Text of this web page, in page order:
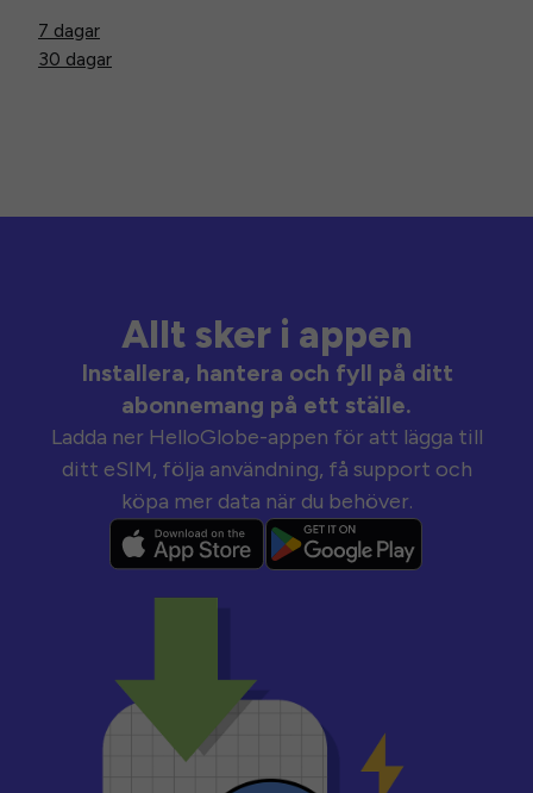
7 dagar
30 dagar
Allt sker i appen
Installera, hantera och fyll på ditt
abonnemang på ett ställe.
Ladda ner HelloGlobe-appen för att lägga till
ditt eSIM, följa användning, få support och
köpa mer data när du behöver.